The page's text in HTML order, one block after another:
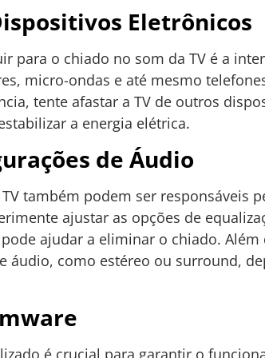
Eletrônicos
para o chiado no som da TV é a
micro-ondas e até mesmo
tente afastar a TV de outros
a energia elétrica.
de Áudio
também podem ser responsáveis
ajustar as opções de
ajudar a eliminar o chiado. Além
áudio, como estéreo ou surround,
é crucial para garantir o